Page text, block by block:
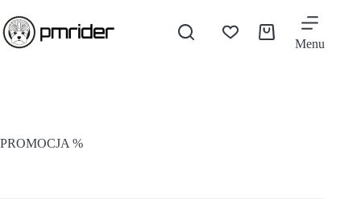
Menu
PROMOCJA %